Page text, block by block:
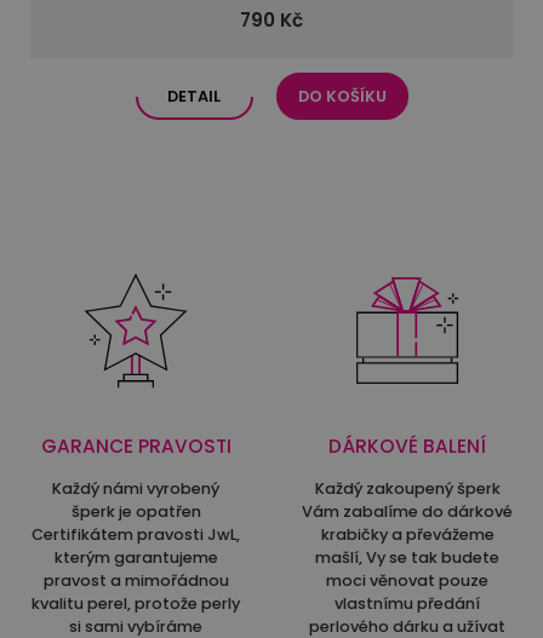
790 Kč
DETAIL DO KOŠÍKU
GARANCE PRAVOSTI
Každý námi vyrobený
šperk je opatřen
Certifikátem pravosti JwL,
kterým garantujeme
pravost a mimořádnou
kvalitu perel, protože perly
si sami vybíráme
DÁRKOVÉ BALENÍ
Každý zakoupený šperk
Vám zabalíme do dárkové
krabičky a převážeme
mašlí, Vy se tak budete
moci věnovat pouze
vlastnímu předání
perlového dárku a užívat